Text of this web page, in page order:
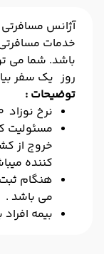
آژانس مسافرتی
خدمات
روز یک سفر
توضیحات :
نرخ نوزاد 4.990.000 تومان میباشد .
مسئولیت
خروج از
کننده
می باشد .
بیمه افراد بالای 60 سال